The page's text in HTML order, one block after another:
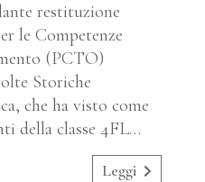
restituzione
le Competenze
(PCTO)
Storiche
che ha visto come
della classe 4FL…
Leggi